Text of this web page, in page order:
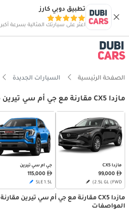
تطبيق دوبي كارز
اعثر على سيارتك المثالية بسرعة أكبر
الصفحة الرئيسية السيارات الجديدة
مازدا CX5 مقارنة مع جي أم سي تيرين مقارنة
مازدا CX5
99,000
2.5L GL (FWD)
جي أم سي تيرين
115,000
SLE 1.5L
مازدا CX5 مقارنة مع جي أم سي تيرين مقارنة
المواصفات